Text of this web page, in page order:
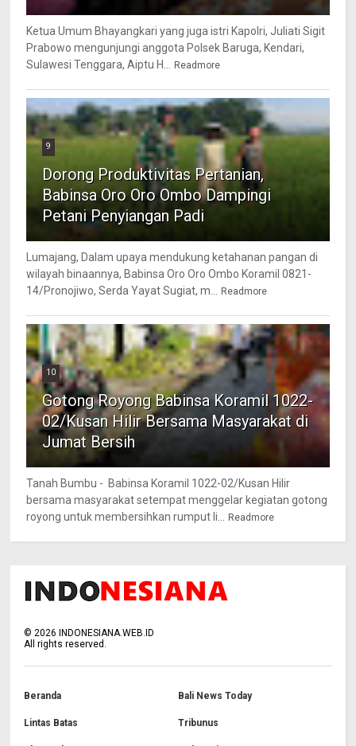
Ketua Umum Bhayangkari yang juga istri Kapolri, Juliati Sigit
Prabowo mengunjungi anggota Polsek Baruga, Kendari,
Sulawesi Tenggara, Aiptu H...
Readmore
9
Dorong Produktivitas Pertanian,
Babinsa Oro Oro Ombo Dampingi
Petani Penyiangan Padi
Lumajang, Dalam upaya mendukung ketahanan pangan di
wilayah binaannya, Babinsa Oro Oro Ombo Koramil 0821-
14/Pronojiwo, Serda Yayat Sugiat, m...
Readmore
10
Gotong Royong Babinsa Koramil 1022-
02/Kusan Hilir Bersama Masyarakat di
Jumat Bersih
Tanah Bumbu - Babinsa Koramil 1022-02/Kusan Hilir
bersama masyarakat setempat menggelar kegiatan gotong
royong untuk membersihkan rumput li...
Readmore
©2026 INDONESIANA.WEB.ID
All rights reserved.
Beranda Bali News Today
Lintas Batas Tribunus